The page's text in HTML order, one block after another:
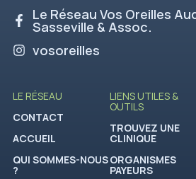
Le Réseau Vos Oreilles
Sasseville & Assoc.
vosoreilles
LE RÉSEAU
CONTACT
ACCUEIL
QUI SOMMES-NOUS
?
LIENS UTILES &
OUTILS
TROUVEZ UNE
CLINIQUE
ORGANISMES
PAYEURS